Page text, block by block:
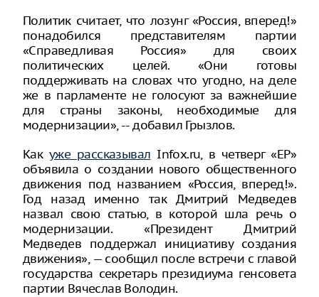
Политик считает, что лозунг «Россия, вперед!»
понадобился представителям партии
«Справедливая Россия» для своих
политических целей. «Они готовы
поддерживать на словах что угодно, на деле
же в парламенте не голосуют за важнейшие
для страны законы, необходимые для
модернизации», -- добавил Грызлов.
Как уже рассказывал Infox.ru, в четверг «ЕР»
объявила о создании нового общественного
движения под названием «Россия, вперед!».
Год назад именно так Дмитрий Медведев
назвал свою статью, в которой шла речь о
модернизации. «Президент Дмитрий
Медведев поддержал инициативу создания
движения», — сообщил после встречи с главой
государства секретарь президиума генсовета
партии Вячеслав Володин.